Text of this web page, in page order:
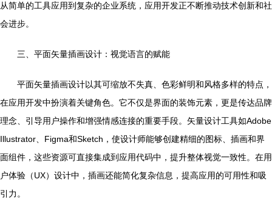
从简单的工具应用到复杂的企业系统，应用开发正不断推动技术创新和社
会进步。
三、平面矢量插画设计：视觉语言的赋能
平面矢量插画设计以其可缩放不失真、色彩鲜明和风格多样的特点，
在应用开发中扮演着关键角色。它不仅是界面的装饰元素，更是传达品牌
理念、引导用户操作和增强情感连接的重要手段。矢量设计工具如Adobe
Illustrator、Figma和Sketch，使设计师能够创建精细的图标、插画和界
面组件，这些资源可直接集成到应用代码中，提升整体视觉一致性。在用
户体验（UX）设计中，插画还能简化复杂信息，提高应用的可用性和吸
引力。